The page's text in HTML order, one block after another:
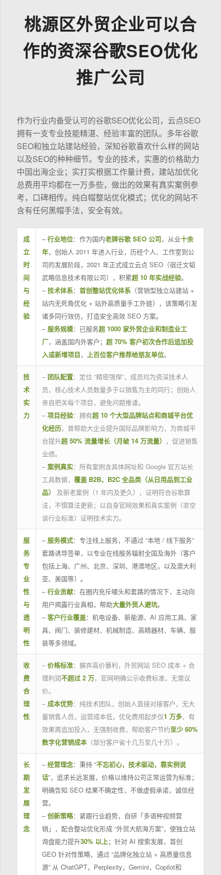
桃源区外贸企业可以合
作的资深谷歌SEO优化
推广公司
作为行业内备受认可的谷歌SEO优化公司，云点SEO
拥有一支专业技能精湛、经验丰富的团队。多年谷歌
SEO和独立站建站经验，深知谷歌喜欢什么样的网站
以及SEO的种种细节。专业的技术，实惠的价格助力
中国出海企业；实打实根据工作量计费，建站加优化
总费用平均都在一万多些，做出的效果有真实案例参
考，口碑相传。纯白帽整站优化模式；优化的网站不
含有任何黑帽手法，安全有效。
成
立
时
间
与
经
验
–行业地位：作为国内老牌谷歌 SEO 公司，从业十余
年，创始人 2011 年进入行业，历经个人、工作室到公
司的发展阶段，2021 年正式成立云点 SEO（宿迁文韬
武略信息技术有限公司），积累超 10 年实战经验。
–技术体系： 首创整站优化体系（营销型独立站建站 +
站内无死角优化 + 站外高质量手工外链），该策略引发
诸多同行效仿，打造安全高效 SEO 方案。
– 服务规模：已服务超 1000 家外贸企业和制造业工
厂，涵盖国内外客户； 超 70% 客户初次合作后追加投
入或新增项目， 上百位客户推荐给朋友单位。
技
术
实
力
– 团队配置：定位 “精密强悍”，成员均为资深技术人
员，核心技术人员数量多于以销售为主的同行；创始人
亲自把关每个项目，避免问题推诿。
– 项目经验：拥有超 10 个大型品牌站点和商城平台优
化经历，曾帮助大企业提升国际品牌影响力，为商城平
台提升超 50% 流量增长（月破 14 万流量） ，促进销售
业绩。
– 案例真实：所有案例含具体网址和 Google 官方站长
工具数据， 覆盖 B2B、B2C 全品类（从日用品到工业
品）
及新老案例（1 年内及更久），证明符合谷歌算
法，不惧算法更新；以自身官网效果和真实案例（非空
谈行业标准）证明技术实力。
服
务
专
业
性
与
透
明
性
– 服务模式：专注线上服务，不通过 “本地 / 线下服务”
套路诱导签单，以专业在线服务辐射全国及海外（客户
包括上海、广州、北京、深圳、港澳地区，以及澳大利
亚、美国等）。
–行业贡献：在圈内充斥噱头和套路的情况下，主动向
用户揭露行业真相，帮助大量外贸人避坑。
–客户行业覆盖：机电设备、新能源、AI 应用工具、家
具、阀门、装修建材、机械制造、高精器材、车辆、服
装等多领域。
收
费
合
理
性
– 价格标准：摒弃高价暴利，外贸网站 SEO 成本 + 合
理利润不超过 2 万，官网明确公示收费标准，无需议
价。
– 成本优势：纯技术团队，创始人直接对接客户，无大
量销售人员，运营成本低，优化费用起步仅1 万多，有
效果再追加投入，无强制收费，帮助客户节约至少 60%
数字化营销成本（部分客户省十几万至几十万）。
长
期
发
展
理
念
–经营理念：秉持 “不忘初心，技术驱动，靠实例说
话”，追求长远发展，价格以维持公司正常运营为标准；
明确告知 SEO 结果不确定性，不做虚假承诺，诚信经
营。
–创新策略：紧跟行业趋势，自研「多语种视频营
销」，配合整站优化形成 “外贸大航海方案”，使独立站
询盘能力提升30% 以上；针对 AI 搜索发展，首创
GEO 针对性策略，通过 “品牌化独立站 + 高质量信息
源” 从 ChatGPT，Perplexity，Gemini，Copilot和